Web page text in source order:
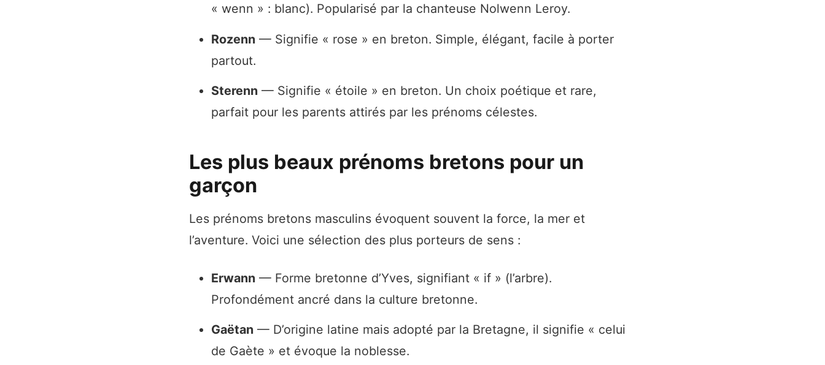
« wenn » : blanc). Popularisé par la chanteuse Nolwenn Leroy.
Rozenn — Signifie « rose » en breton. Simple, élégant, facile à porter
partout.
Sterenn — Signifie « étoile » en breton. Un choix poétique et rare,
parfait pour les parents attirés par les prénoms célestes.
Les plus beaux prénoms bretons pour un
garçon
Les prénoms bretons masculins évoquent souvent la force, la mer et
l’aventure. Voici une sélection des plus porteurs de sens :
Erwann — Forme bretonne d’Yves, signifiant « if » (l’arbre).
Profondément ancré dans la culture bretonne.
Gaëtan — D’origine latine mais adopté par la Bretagne, il signifie « celui
de Gaète » et évoque la noblesse.